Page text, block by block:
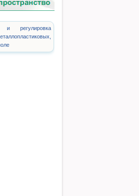
регулировка